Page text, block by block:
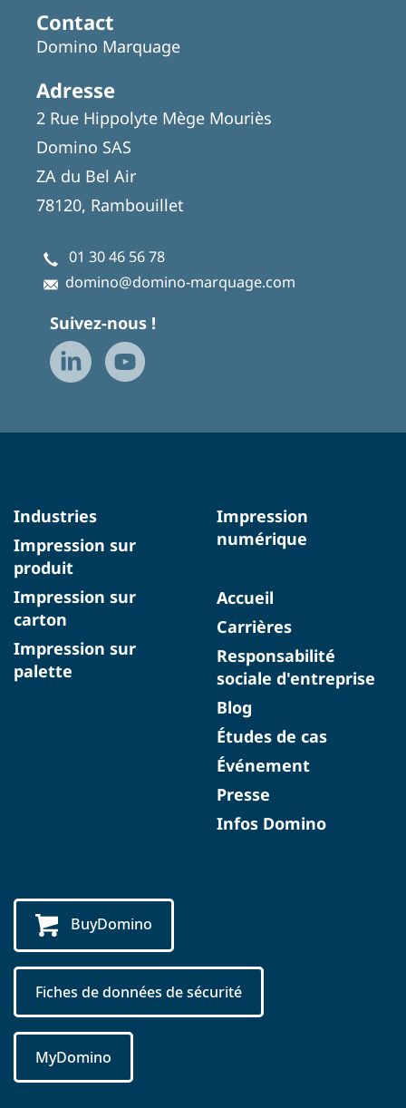
Contact
Domino Marquage
Adresse
2 Rue Hippolyte Mège Mouriès
Domino SAS
ZA du Bel Air
78120, Rambouillet
01 30 46 56 78
domino@domino-marquage.com
Suivez-nous !
Industries
Impression sur
produit
Impression sur
carton
Impression sur
palette
Impression
numérique
Accueil
Carrières
Responsabilité
sociale d'entreprise
Blog
Études de cas
Événement
Presse
Infos Domino
BuyDomino
Fiches de données de sécurité
MyDomino